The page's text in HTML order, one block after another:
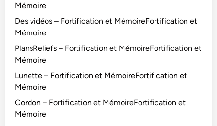
Mémoire
Des vidéos – Fortification et MémoireFortification et
Mémoire
PlansReliefs – Fortification et MémoireFortification et
Mémoire
Lunette – Fortification et MémoireFortification et
Mémoire
Cordon – Fortification et MémoireFortification et
Mémoire